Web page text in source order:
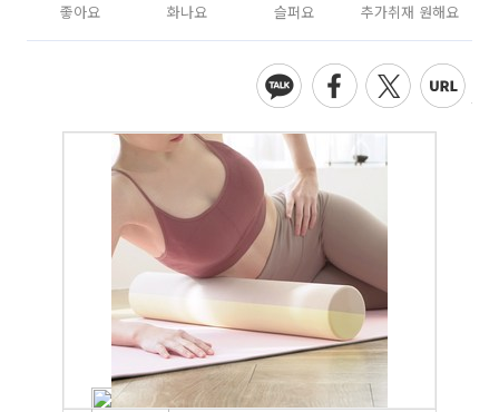
좋아요 화나요 슬퍼요 추가취재 원해요